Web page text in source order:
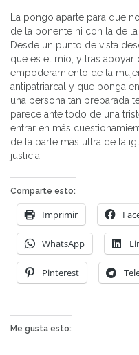
La pongo aparte para que
de la ponente ni con la de
Desde un punto de vista
que es el mío, y tras
empoderamiento de la
antipatriarcal y que ponga
una persona tan preparada
parece ante todo de una
entrar en más
de la parte más ultra de la
justicia.
Comparte esto:
Imprimir
WhatsApp
Pinterest
Me gusta esto: